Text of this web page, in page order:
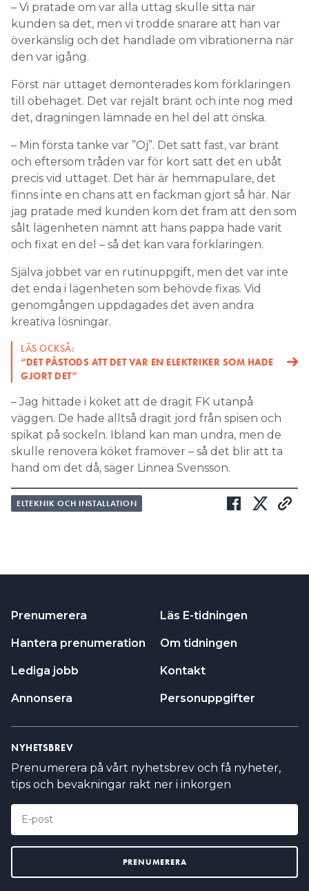
– Vi pratade om var alla uttag skulle sitta när
kunden sa det, men vi trodde snarare att han var
överkänslig och det handlade om vibrationerna när
den var igång.
Först när uttaget demonterades kom förklaringen
till obehaget. Det var rejält bränt och inte nog med
det, dragningen lämnade en hel del att önska.
– Min första tanke var ”Oj”. Det satt fast, var bränt
och eftersom tråden var för kort satt det en ubåt
precis vid uttaget. Det här är hemmapulare, det
finns inte en chans att en fackman gjort så här. När
jag pratade med kunden kom det fram att den som
sålt lägenheten nämnt att hans pappa hade varit
och fixat en del – så det kan vara förklaringen.
Själva jobbet var en rutinuppgift, men det var inte
det enda i lägenheten som behövde fixas. Vid
genomgången uppdagades det även andra
kreativa lösningar.
LÄS OCKSÅ:
“DET PÅSTODS ATT DET VAR EN ELEKTRIKER SOM HADE
GJORT DET”
– Jag hittade i köket att de dragit FK utanpå
väggen. De hade alltså dragit jord från spisen och
spikat på sockeln. Ibland kan man undra, men de
skulle renovera köket framöver – så det blir att ta
hand om det då, säger Linnea Svensson.
ELTEKNIK OCH INSTALLATION
Prenumerera
Hantera prenumeration
Lediga jobb
Annonsera
Läs E-tidningen
Om tidningen
Kontakt
Personuppgifter
NYHETSBREV
Prenumerera på vårt nyhetsbrev och få nyheter,
tips och bevakningar rakt ner i inkorgen